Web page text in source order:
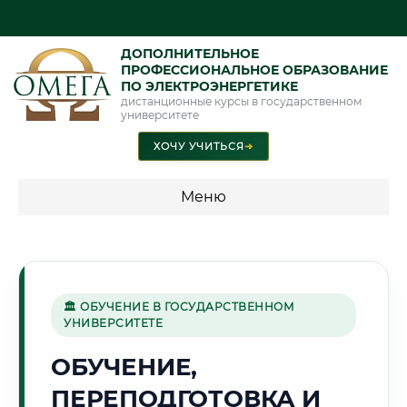
ДОПОЛНИТЕЛЬНОЕ
ПРОФЕССИОНАЛЬНОЕ ОБРАЗОВАНИЕ
ПО ЭЛЕКТРОЭНЕРГЕТИКЕ
дистанционные курсы в государственном
университете
ХОЧУ УЧИТЬСЯ➜
Меню
🌇
Г. ОМСК
🏛 ОБУЧЕНИЕ В ГОСУДАРСТВЕННОМ
УНИВЕРСИТЕТЕ
ОБУЧЕНИЕ,
ПЕРЕПОДГОТОВКА И